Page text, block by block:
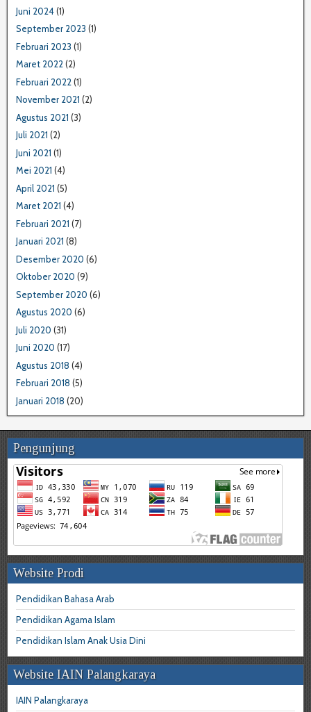
Juni 2024(1)
September 2023 (1)
Februari 2023 (1)
Maret 2022 (2)
Februari 2022 (1)
November 2021 (2)
Agustus 2021 (3)
Juli 2021 (2)
Juni 2021 (1)
Mei 2021 (4)
April 2021 (5)
Maret 2021 (4)
Februari 2021 (7)
Januari 2021 (8)
Desember 2020 (6)
Oktober 2020 (9)
September 2020 (6)
Agustus 2020 (6)
Juli 2020 (31)
Juni 2020 (17)
Agustus 2018 (4)
Februari 2018 (5)
Januari 2018 (20)
Pengunjung
Website Prodi
Pendidikan Bahasa Arab
Pendidikan Agama Islam
Pendidikan Islam Anak Usia Dini
Website IAIN Palangkaraya
IAIN Palangkaraya